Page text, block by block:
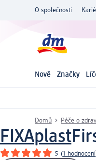
O společnosti
Nově Značky
Domů Péče o
FIXAplast
5 (1 hodnocení